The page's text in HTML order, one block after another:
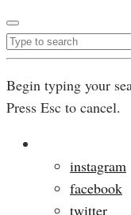
Begin typing your
Press Esc to cancel.
instagram
facebook
twitter